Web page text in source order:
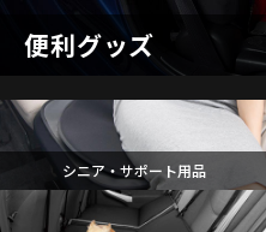
便利グッズ
シニア・サポート用品